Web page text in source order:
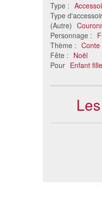
Type :
Type
(Autre)
Personnage :
Thème :
Fête : Noël
Pour Enfant fille